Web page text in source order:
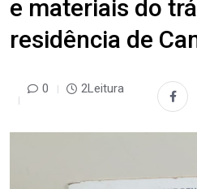
e materiais do
residência de
0 2Leitura